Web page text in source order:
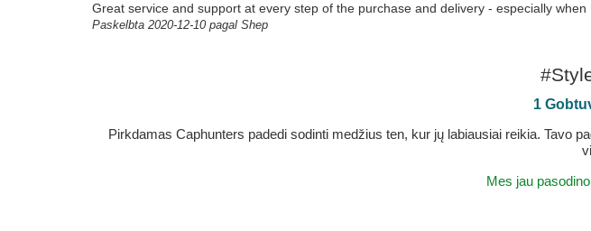
Great service and support at every step of the purchase and delivery - especially
Paskelbta 2020-12-10 pagal Shep
1
Pirkdamas Caphunters padedi sodinti medžius ten, kur jų labiausiai reikia. Tavo
Mes jau